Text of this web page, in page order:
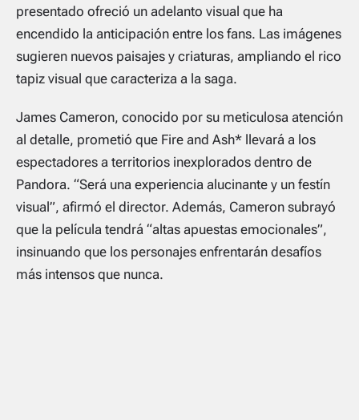
presentado ofreció un adelanto visual que ha
encendido la anticipación entre los fans. Las imágenes
sugieren nuevos paisajes y criaturas, ampliando el rico
tapiz visual que caracteriza a la saga.
James Cameron, conocido por su meticulosa atención
al detalle, prometió que Fire and Ash* llevará a los
espectadores a territorios inexplorados dentro de
Pandora. “Será una experiencia alucinante y un festín
visual”, afirmó el director. Además, Cameron subrayó
que la película tendrá “altas apuestas emocionales”,
insinuando que los personajes enfrentarán desafíos
más intensos que nunca.